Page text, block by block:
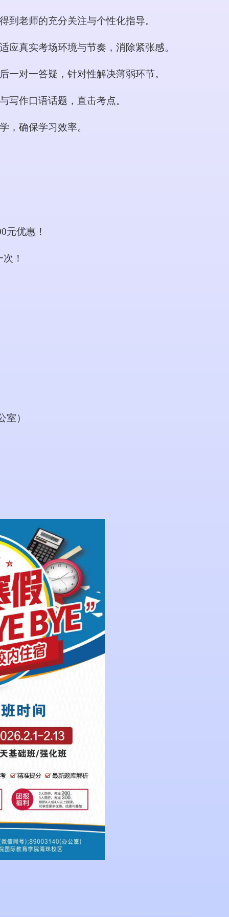
到老师的充分关注与个性化指导。
应真实考场环境与节奏，消除紧张感。
一对一答疑，针对性解决薄弱环节。
写作口语话题，直击考点。
，确保学习效率。
元优惠！
！
室）